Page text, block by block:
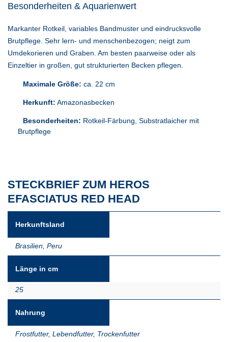
Besonderheiten & Aquarienwert
Markanter Rotkeil, variables Bandmuster und eindrucksvolle
Brutpflege. Sehr lern- und menschenbezogen; neigt zum
Umdekorieren und Graben. Am besten paarweise oder als
Einzeltier in großen, gut strukturierten Becken pflegen.
Maximale Größe: ca. 22 cm
Herkunft: Amazonasbecken
Besonderheiten: Rotkeil-Färbung, Substratlaicher mit
Brutpflege
STECKBRIEF ZUM HEROS
EFASCIATUS RED HEAD
Herkunftsland
Brasilien Peru
Länge in cm
25
Nahrung
Frostfutter, Lebendfutter, Trockenfutter